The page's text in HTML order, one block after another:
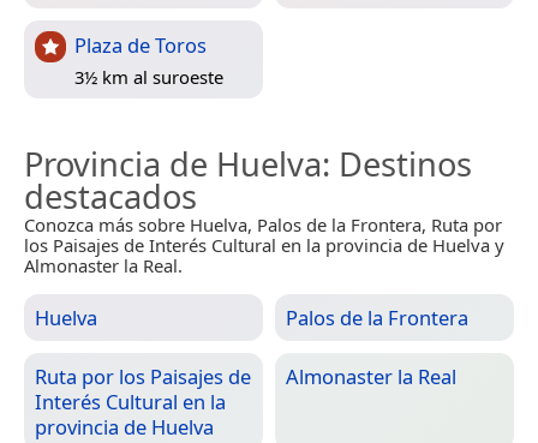
Plaza de Toros
3½ km al suroeste
Provincia de Huelva: Destinos
destacados
Conozca más sobre Huelva, Palos de la Frontera, Ruta por
los Paisajes de Interés Cultural en la provincia de Huelva y
Almonaster la Real.
Huelva Palos de la Frontera
Ruta por los Paisajes de
Interés Cultural en la
provincia de Huelva
Almonaster la Real